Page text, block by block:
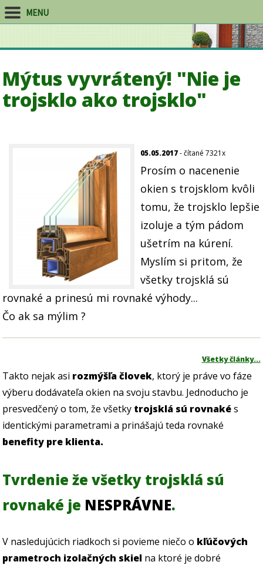
MENU
Mýtus vyvrátený! "Nie je
trojsklo ako trojsklo"
05.05.2017- čítané 7321x
Prosím o nacenenie
okien s trojsklom kvôli
tomu, že trojsklo lepšie
izoluje a tým pádom
ušetrím na kúrení.
Myslím si pritom, že
všetky trojsklá sú
rovnaké a prinesú mi rovnaké výhody...
Čo ak sa mýlim ?
Všetky články...
Takto nejak asi rozmýšľa človek, ktorý je práve vo fáze
výberu dodávateľa okien na svoju stavbu. Jednoducho je
presvedčený o tom, že všetky trojsklá sú rovnakés
identickými parametrami a prinášajú teda rovnaké
benefity pre klienta.
Tvrdenie že všetky trojsklá sú
rovnaké je NESPRÁVNE.
V nasledujúcich riadkoch si povieme niečo o kľúčových
prametroch izolačných skiel na ktoré je dobré